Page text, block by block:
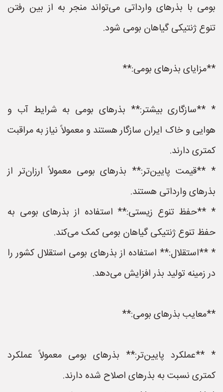
بومی با بذرهای وارداتی می‌تواند منجر به از بین رفتن
تنوع ژنتیکی گیاهان بومی شود.
**مزایای بذرهای بومی:**
* **سازگاری بیشتر:** بذرهای بومی به شرایط آب و
هوایی و خاک ایران سازگار هستند و معمولاً نیاز به مراقبت
کمتری دارند.
* **قیمت پایین‌تر:** بذرهای بومی معمولاً ارزان‌تر از
بذرهای وارداتی هستند.
* **حفظ تنوع زیستی:** استفاده از بذرهای بومی به
حفظ تنوع ژنتیکی گیاهان بومی کمک می‌کند.
* **استقلال:** استفاده از بذرهای بومی استقلال کشور را
در زمینه تولید بذر افزایش می‌دهد.
**معایب بذرهای بومی:**
* **عملکرد پایین‌تر:** بذرهای بومی معمولاً عملکرد
کمتری نسبت به بذرهای اصلاح شده دارند.